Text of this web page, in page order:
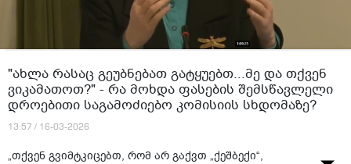
"ახლა რასაც გეუბნებათ გატყუებთ...მე და თქვენ
ვიკამათოთ?" - რა მოხდა ფასების შემსწავლელი
დროებითი საგამოძიებო კომისიის სხდომაზე?
13:57 / 16-03-2026
„თქვენ გვიმტკიცებთ, რომ არ გაქვთ „ქეშბექი“,